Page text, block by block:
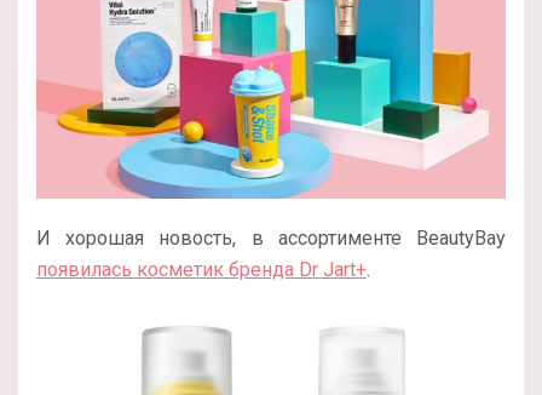
И хорошая новость, в ассортименте BeautyBay
появилась косметик бренда Dr Jart+.